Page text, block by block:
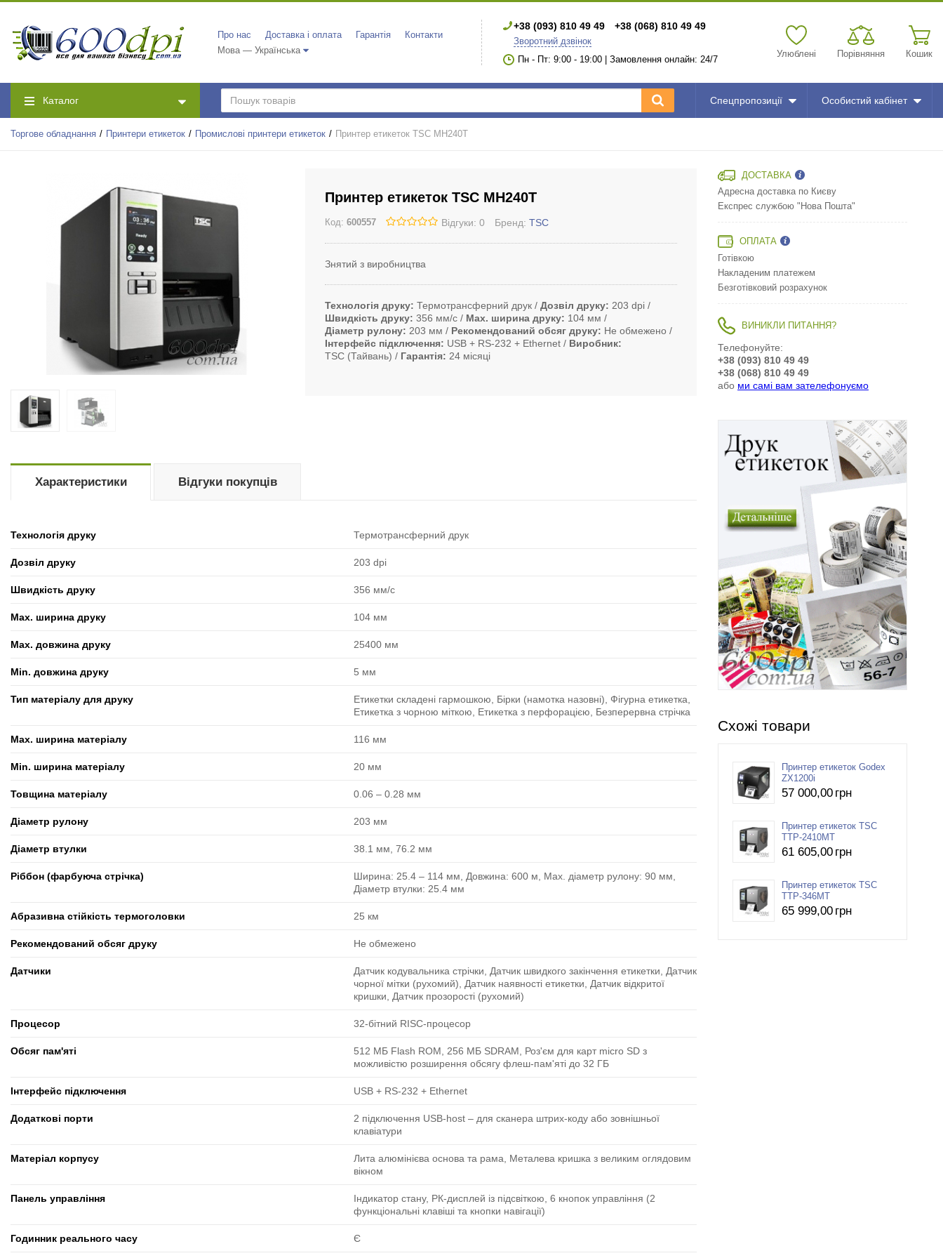
Про нас Доставка і оплата Гарантія
Контакти
Мова — Українська
+38 (093) 810 49 49 +38 (068) 810 49 49
Зворотний дзвінок
Пн - Пт: 9:00 - 19:00 | Замовлення онлайн: 24/7
Улюблені Порівняння Кошик
Каталог Спецпропозиції Особистий кабінет
Торгове обладнання Принтери етикеток Промислові принтери етикеток Принтер етикеток TSC MH240T
Принтер етикеток TSC MH240T
Код: 600557 Відгуки: 0 Бренд: TSC
Знятий з виробництва
Технологія друку Термотрансферний друк Дозвіл друку
203 dpi
Швидкість друку 356 мм/с Max. ширина друку
104 мм
Діаметр рулону
203 мм Рекомендований обсяг друку
Не обмежено
Інтерфейс підключення
USB + RS-232 + Ethernet
Виробник
TSC (Тайвань)
Гарантія 24 місяці
Характеристики
Технологія друку Термотрансферний друк
Дозвіл друку 203 dpi
Швидкість друку 356 мм/с
Max. ширина друку 104 мм
Max. довжина друку 25400 мм
Min. довжина друку 5 мм
Тип матеріалу для друку
Етикетки складені гармошкою, Бірки (намотка назовні), Фігурна етикетка,
Етикетка з чорною міткою, Етикетка з перфорацією, Безперервна стрічка
Max. ширина матеріалу 116 мм
Min. ширина матеріалу 20 мм
Товщина матеріалу 0.06 ‒ 0.28 мм
Діаметр рулону 203 мм
Діаметр втулки 38.1 мм, 76.2 мм
Ріббон (фарбуюча стрічка)
Ширина: 25.4 ‒ 114 мм, Довжина: 600 м, Max. діаметр рулону: 90 мм,
Діаметр втулки: 25.4 мм
Абразивна стійкість термоголовки 25 км
Рекомендований обсяг друку Не обмежено
Датчики
Датчик кодувальника стрічки, Датчик швидкого закінчення етикетки, Датчик
чорної мітки (рухомий), Датчик наявності етикетки, Датчик відкритої
кришки, Датчик прозорості (рухомий)
Процесор 32-бітний RISC-процесор
Обсяг пам'яті
512 МБ Flash ROM, 256 МБ SDRAM, Роз'єм для карт micro SD з
можливістю розширення обсягу флеш-пам'яті до 32 ГБ
Інтерфейс підключення USB + RS-232 + Ethernet
Додаткові порти
2 підключення USB-host ‒ для сканера штрих-коду або зовнішньої
клавіатури
Матеріал корпусу
Лита алюмінієва основа та рама, Металева кришка з великим оглядовим
вікном
Панель управління
Індикатор стану, РК-дисплей із підсвіткою, 6 кнопок управління (2
функціональні клавіші та кнопки навігації)
Годинник реального часу Є
Відгуки покупців
ДОСТАВКА
Адресна доставка по Києву
Експрес службою "Нова Пошта"
ОПЛАТА
Готівкою
Накладеним платежем
Безготівковий розрахунок
ВИНИКЛИ ПИТАННЯ?
Телефонуйте:
+38 (093) 810 49 49
+38 (068) 810 49 49
або ми самі вам зателефонуємо
Схожі товари
Принтер етикеток Godex
ZX1200i
57 000,00 грн
Принтер етикеток TSC
TTP-2410MT
61 605,00 грн
Принтер етикеток TSC
TTP-346MT
65 999,00 грн